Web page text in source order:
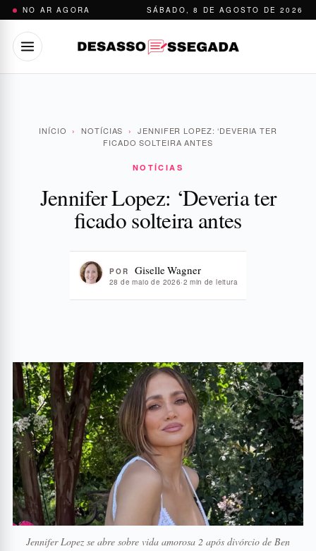
Pular
conteúdo
NO AR AGORA SÁBADO, 8 DE AGOSTO DE 2026
INÍCIO › NOTÍCIAS ›
JENNIFER LOPEZ: ‘DEVERIA TER
FICADO SOLTEIRA ANTES
NOTÍCIAS
Jennifer Lopez: ‘Deveria ter
ficado solteira antes
POR Giselle Wagner
28 de maio de 2026·2 min de leitura
Jennifer Lopez se abre sobre vida amorosa 2 após divórcio de Ben